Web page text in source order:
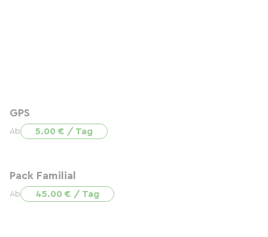
GPS
Ab 5.00 € / Tag
Pack Familial
Ab 45.00 € / Tag